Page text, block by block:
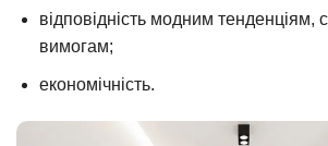
відповідність модним тенденціям,
вимогам;
економічність.